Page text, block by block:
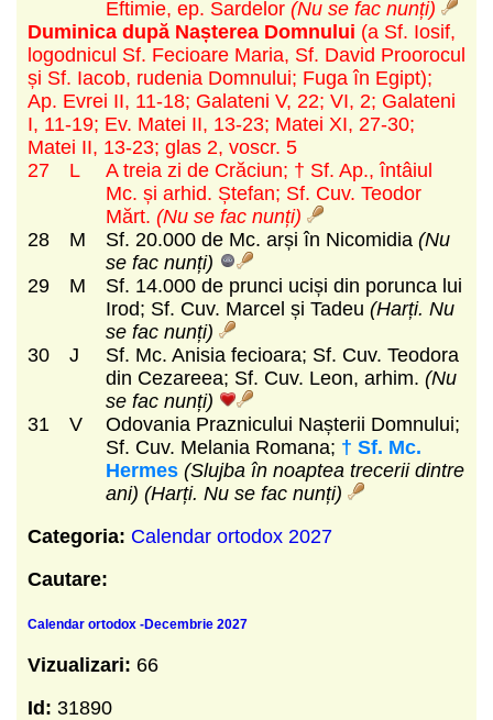
Eftimie, ep. Sardelor (Nu se fac nunți)
Duminica după Nașterea Domnului (a Sf. Iosif,
logodnicul Sf. Fecioare Maria, Sf. David Proorocul
și Sf. Iacob, rudenia Domnului; Fuga în Egipt);
Ap. Evrei II, 11-18; Galateni V, 22; VI, 2; Galateni
I, 11-19; Ev. Matei II, 13-23; Matei XI, 27-30;
Matei II, 13-23; glas 2, voscr. 5
27
L
A treia zi de Crăciun; † Sf. Ap., întâiul
Mc. și arhid. Ștefan; Sf. Cuv. Teodor
Mărt. (Nu se fac nunți)
28
M Sf. 20.000 de Mc. arși în Nicomidia (Nu
se fac nunți)
29
M
Sf. 14.000 de prunci uciși din porunca lui
Irod; Sf. Cuv. Marcel și Tadeu (Harți. Nu
se fac nunți)
30
J
Sf. Mc. Anisia fecioara; Sf. Cuv. Teodora
din Cezareea; Sf. Cuv. Leon, arhim. (Nu
se fac nunți)
31
V
Odovania Praznicului Nașterii Domnului;
Sf. Cuv. Melania Romana; † Sf. Mc.
Hermes (Slujba în noaptea trecerii dintre
ani) (Harți. Nu se fac nunți)
Categoria: Calendar ortodox 2027
Cautare:
Calendar ortodox -Decembrie 2027
Vizualizari: 66
Id: 31890